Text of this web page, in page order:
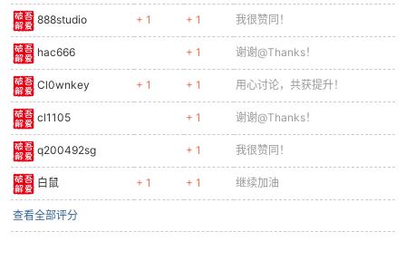
888studio + 1 + 1 我很赞同！
hac666 + 1 谢谢@Thanks！
Cl0wnkey + 1 + 1 用心讨论，共获提升！
cl1105 + 1 谢谢@Thanks！
q200492sg + 1 我很赞同！
白鼠 + 1 + 1 继续加油
查看全部评分